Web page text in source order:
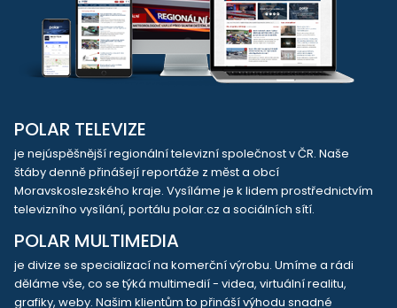
POLAR TELEVIZE
je nejúspěšnější regionální televizní společnost v ČR. Naše
štáby denně přinášejí reportáže z měst a obcí
Moravskoslezského kraje. Vysíláme je k lidem prostřednictvím
televizního vysílání, portálu polar.cz a sociálních sítí.
POLAR MULTIMEDIA
je divize se specializací na komerční výrobu. Umíme a rádi
děláme vše, co se týká multimedií - videa, virtuální realitu,
grafiky, weby. Našim klientům to přináší výhodu snadné